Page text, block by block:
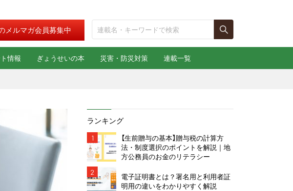
メルマガ会員募集中
情報 ぎょうせいの本 災害・防災対策 連載一覧
ランキング
1
【生前贈与の基本】贈与税の計算方
法・制度選択のポイントを解説｜地
方公務員のお金のリテラシー
2
電子証明書とは？署名用と利用者証
明用の違いをわかりやすく解説